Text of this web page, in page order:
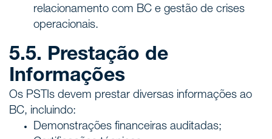
relacionamento com BC e gestão de crises
operacionais.
5.5. Prestação de
Informações
Os PSTIs devem prestar diversas informações ao
BC, incluindo:
Demonstrações financeiras auditadas;